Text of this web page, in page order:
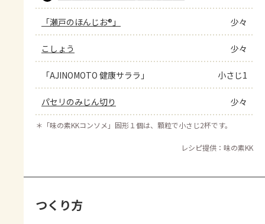
「瀬戸のほんじお®」 少々
こしょう 少々
「AJINOMOTO 健康サララ」 小さじ1
パセリのみじん切り 少々
＊ 「味の素KKコンソメ」固形１個は、顆粒で小さじ2杯です。
レシピ提供：味の素KK
つくり方